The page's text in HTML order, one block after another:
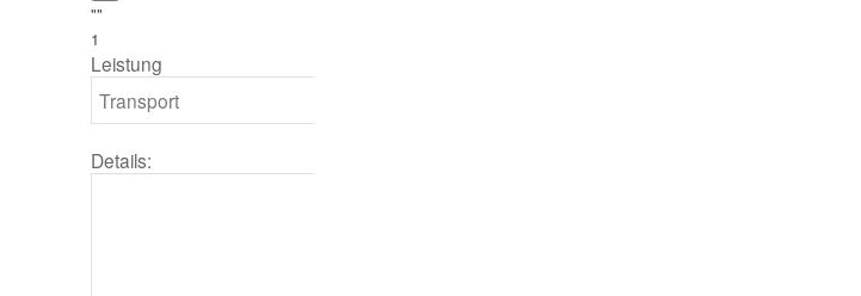
""
1
Leistung
Details: